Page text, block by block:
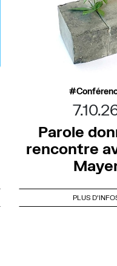
Parole
rencontre
PLUS